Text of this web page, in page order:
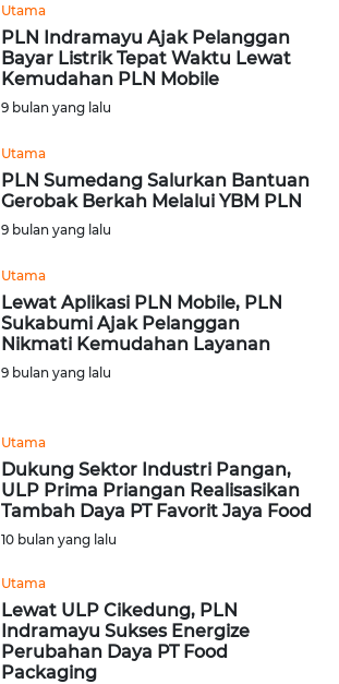
Utama
PLN Indramayu Ajak Pelanggan
Bayar Listrik Tepat Waktu Lewat
Kemudahan PLN Mobile
9 bulan yang lalu
Utama
PLN Sumedang Salurkan Bantuan
Gerobak Berkah Melalui YBM PLN
9 bulan yang lalu
Utama
Lewat Aplikasi PLN Mobile, PLN
Sukabumi Ajak Pelanggan
Nikmati Kemudahan Layanan
9 bulan yang lalu
Utama
Dukung Sektor Industri Pangan,
ULP Prima Priangan Realisasikan
Tambah Daya PT Favorit Jaya Food
10 bulan yang lalu
Utama
Lewat ULP Cikedung, PLN
Indramayu Sukses Energize
Perubahan Daya PT Food
Packaging